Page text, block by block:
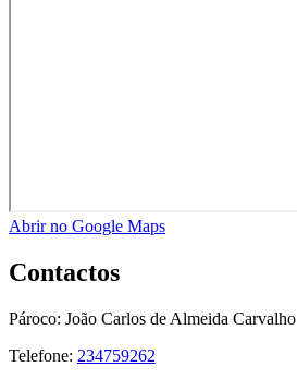
Abrir no Google Maps
Contactos
Pároco: João Carlos de Almeida Carvalho
Telefone: 234759262